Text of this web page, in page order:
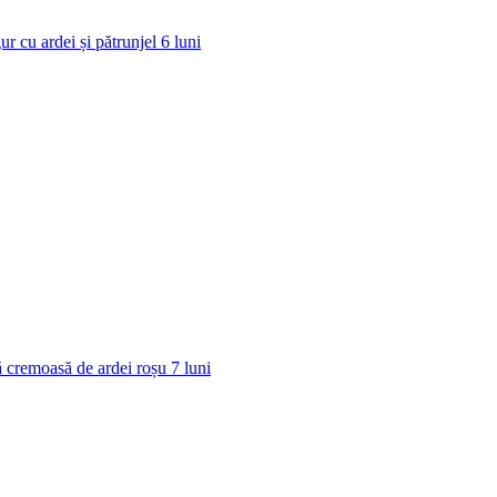
cu ardei și pătrunjel 6 luni
cremoasă de ardei roșu 7 luni